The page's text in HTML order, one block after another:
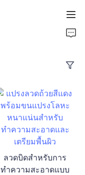
ลวดบิดสำหรับการ
ทำความสะอาดแบบ